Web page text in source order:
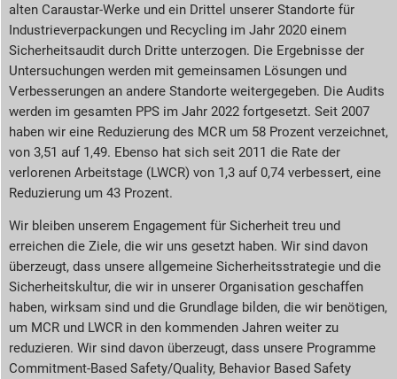
alten Caraustar-Werke und ein Drittel unserer Standorte für
Industrieverpackungen und Recycling im Jahr 2020 einem
Sicherheitsaudit durch Dritte unterzogen. Die Ergebnisse der
Untersuchungen werden mit gemeinsamen Lösungen und
Verbesserungen an andere Standorte weitergegeben. Die Audits
werden im gesamten PPS im Jahr 2022 fortgesetzt. Seit 2007
haben wir eine Reduzierung des MCR um 58 Prozent verzeichnet,
von 3,51 auf 1,49. Ebenso hat sich seit 2011 die Rate der
verlorenen Arbeitstage (LWCR) von 1,3 auf 0,74 verbessert, eine
Reduzierung um 43 Prozent.
Wir bleiben unserem Engagement für Sicherheit treu und
erreichen die Ziele, die wir uns gesetzt haben. Wir sind davon
überzeugt, dass unsere allgemeine Sicherheitsstrategie und die
Sicherheitskultur, die wir in unserer Organisation geschaffen
haben, wirksam sind und die Grundlage bilden, die wir benötigen,
um MCR und LWCR in den kommenden Jahren weiter zu
reduzieren. Wir sind davon überzeugt, dass unsere Programme
Commitment-Based Safety/Quality, Behavior Based Safety